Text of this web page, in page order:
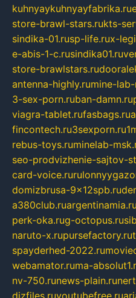
kuhnyaykuhnyayfabrika.ru
store-brawl-stars.rukts-
sindika-01.rusp-life.rux-
e-abis-1-c.rusindika01.ru
store-brawlstars.ru
antenna-highly.rumine-
3-sex-porn.ruban-damn.ru
viagra-tablet.rufasbags.ru
fincontech.ru3sexporn.ru
rebus-toys.ruminelab-
seo-prodvizhenie-sajtov-
card-voice.ru
domizbrusa-9x12spb.ru
a380club.ruargentinamia.ru
perk-oka.rug-octopus.ru
naruto-x.rupursefactory.ru
spayderhed-2022.ru
webamator.ruma-
nv-750.runews-plain.ru
dizfiles.ruyoutubefree.ru